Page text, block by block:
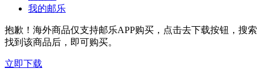
我的邮乐
抱歉！海外商品仅支持邮乐APP购买，点击去下载按钮，搜索
找到该商品后，即可购买。
立即下载